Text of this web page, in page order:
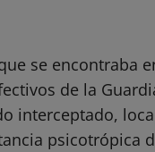
se encontraba
de la
interceptado,
psicotrópica